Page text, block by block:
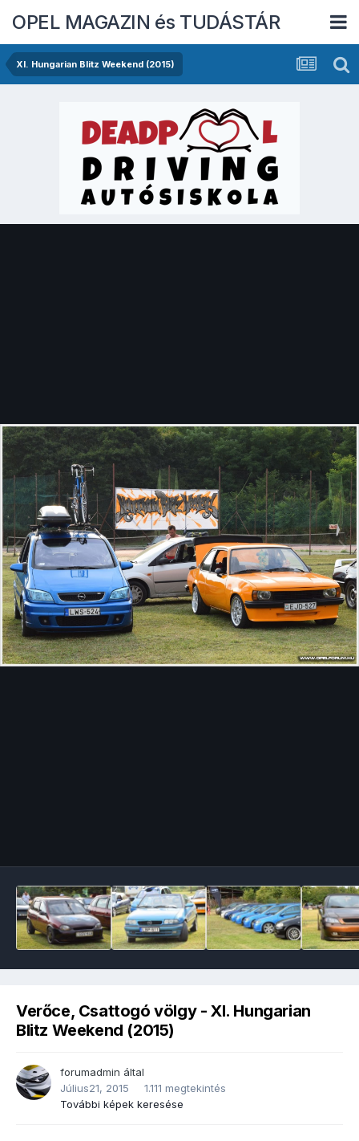
OPEL MAGAZIN és TUDÁSTÁR
XI. Hungarian Blitz Weekend (2015)
Verőce, Csattogó völgy - XI. Hungarian
Blitz Weekend (2015)
forumadmin által
Július21, 2015
1.111 megtekintés
További képek keresése